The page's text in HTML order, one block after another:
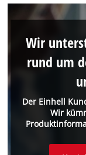
Der Einhell
Wir
Wir
rund um